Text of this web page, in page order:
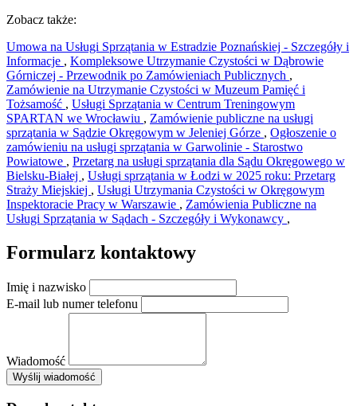
Zobacz także:
Umowa na Usługi Sprzątania w Estradzie Poznańskiej - Szczegóły i
Informacje , Kompleksowe Utrzymanie Czystości w Dąbrowie
Górniczej - Przewodnik po Zamówieniach Publicznych ,
Zamówienie na Utrzymanie Czystości w Muzeum Pamięć i
Tożsamość , Usługi Sprzątania w Centrum Treningowym
SPARTAN we Wrocławiu , Zamówienie publiczne na usługi
sprzątania w Sądzie Okręgowym w Jeleniej Górze , Ogłoszenie o
zamówieniu na usługi sprzątania w Garwolinie - Starostwo
Powiatowe , Przetarg na usługi sprzątania dla Sądu Okręgowego w
Bielsku-Białej , Usługi sprzątania w Łodzi w 2025 roku: Przetarg
Straży Miejskiej , Usługi Utrzymania Czystości w Okręgowym
Inspektoracie Pracy w Warszawie , Zamówienia Publiczne na
Usługi Sprzątania w Sądach - Szczegóły i Wykonawcy ,
Formularz kontaktowy
Imię i nazwisko
E-mail lub numer telefonu
Wiadomość
Wyślij wiadomośćAMSA Sp. z o.o. - ul. Blokowa 8, Warszawa